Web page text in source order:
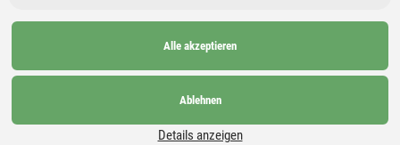
Widerrufsrecht
Datenschutz
versandkostenfrei nach
Alle akzeptieren
Ablehnen
Details anzeigen